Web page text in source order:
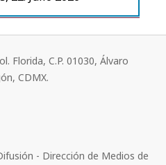
Florida, C.P. 01030, Álvaro
CDMX.
- Dirección de Medios de